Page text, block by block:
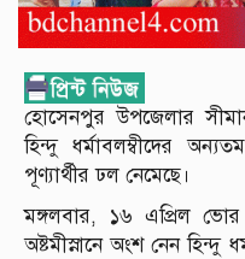
হোসেনপুর উপজেলার
হিন্দু ধর্মাবলম্বীদের
পূণ্যার্থীর ঢল নেমেছে।
মঙ্গলবার, ১৬ এপ্রিল
অষ্টমীস্নানে অংশ নেন হিন্দু